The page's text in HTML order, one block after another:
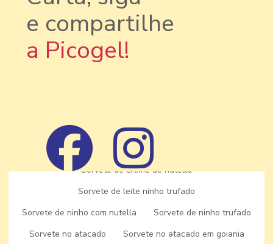
Qual a melhor franquia de açai
Qual a melhor franquia de sorvete
Quanto custa uma franquia de açai
Sorvete artesanal de morango
Sorvete artesanal para revenda
Sorvete de creme de nutella
Sorvete de leite ninho trufado
Sorvete de ninho com nutella
Sorvete de ninho trufado
Sorvete no atacado
Sorvete no atacado em goiania
e compartilhe
a Picogel!